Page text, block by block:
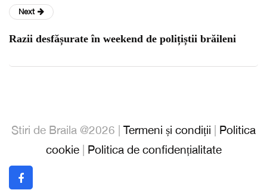
Next
Razii desfășurate în weekend de polițiștii brăileni
Stiri de Braila @2026 | Termeni și condiții | Politica
cookie| Politica de confidențialitate